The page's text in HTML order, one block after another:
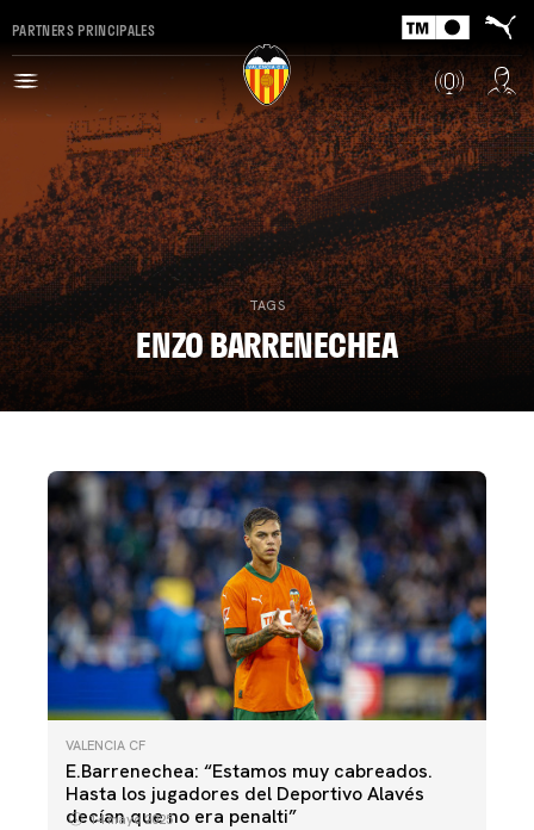
PARTNERS PRINCIPALES
TAGS
ENZO BARRENECHEA
VALENCIA CF
E.Barrenechea: “Estamos muy cabreados.
Hasta los jugadores del Deportivo Alavés
decían que no era penalti”
14 mayo 2025